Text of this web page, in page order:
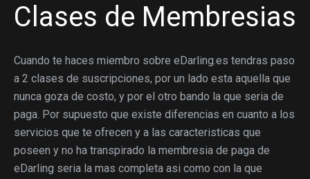
Clases de Membresias
Cuando te haces miembro sobre eDarling.es tendras paso
a 2 clases de suscripciones, por un lado esta aquella que
nunca goza de costo, y por el otro bando la que seri­a de
paga. Por supuesto que existe diferencias en cuanto a los
servicios que te ofrecen y a las caracteristicas que
poseen y no ha transpirado la membresia de paga de
eDarling seri­a la mas completa asi­ como con la que